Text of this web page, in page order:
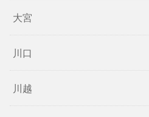
大宮
川口
川越